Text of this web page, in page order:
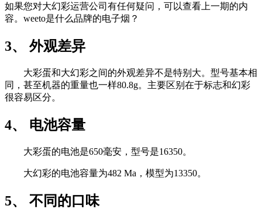
如果您对大幻彩运营公司有任何疑问，可以查看上一期的内
容。weeto是什么品牌的电子烟？
3、 外观差异
大彩蛋和大幻彩之间的外观差异不是特别大。型号基本相
同，甚至机器的重量也一样80.8g。主要区别在于标志和幻彩
很容易区分。
4、 电池容量
大彩蛋的电池是650毫安，型号是16350。
大幻彩的电池容量为482 Ma，模型为13350。
5、 不同的口味